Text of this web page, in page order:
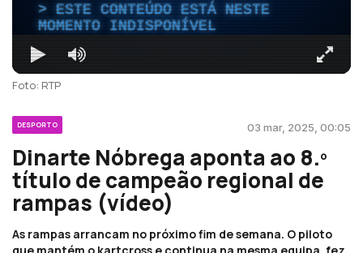
ESTE CONTEÚDO ESTÁ NESTE
MOMENTO INDISPONÍVEL
Foto: RTP
DESPORTO 03 mar, 2025, 00:05
Dinarte Nóbrega aponta ao 8.º
título de campeão regional de
rampas (vídeo)
As rampas arrancam no próximo fim de semana. O piloto
que mantém o kartcross e continua na mesma equipa, fez